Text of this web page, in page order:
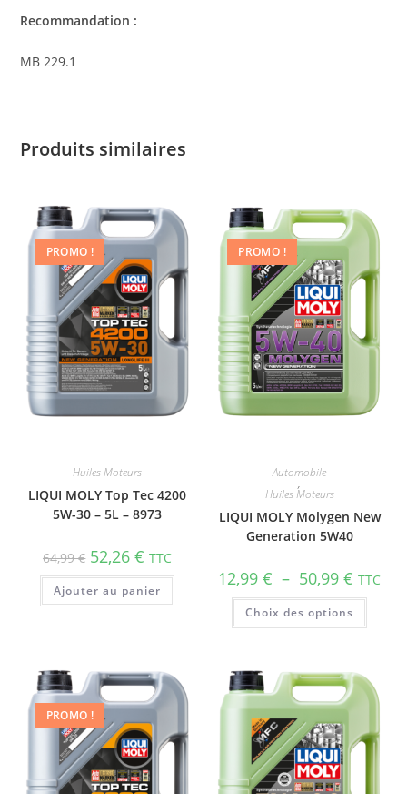
Recommandation :
MB 229.1
Produits similaires
PROMO !
Huiles Moteurs
LIQUI MOLY Top Tec 4200
5W-30 – 5L – 8973
64,99€ 52,26€ TTC
Ajouter au panier
PROMO !
Automobile
,
Huiles Moteurs
LIQUI MOLY Molygen New
Gene­ra­tion 5W40
12,99€ – 50,99€ TTC
Choix des options
PROMO !